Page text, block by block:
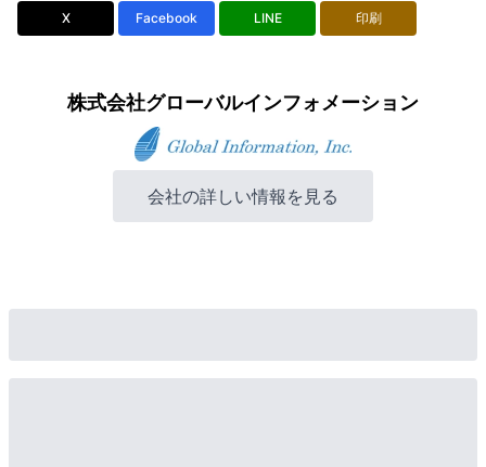
X Facebook LINE 印刷
株式会社グローバルインフォメーション
会社の詳しい情報を見る